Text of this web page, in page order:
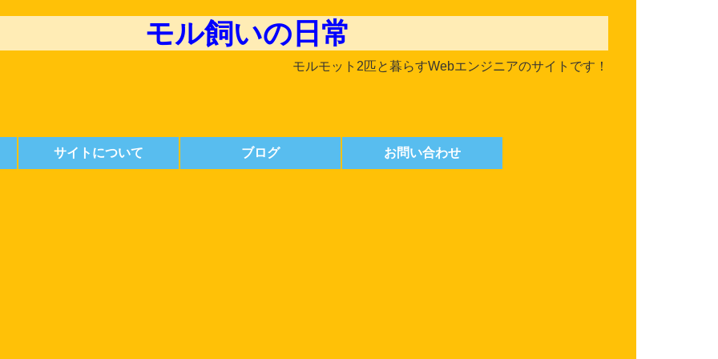
モル飼いの日常
モルモット2匹と暮らすWebエンジニアのサイトです！
サイトについて ブログ お問い合わせ